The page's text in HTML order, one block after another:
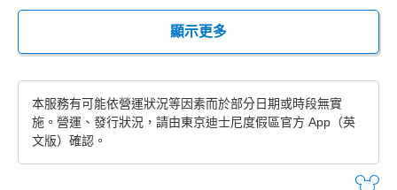
顯示更多
本服務有可能依營運狀況等因素而於部分日期或時段無實
施。營運、發行狀況，請由東京迪士尼度假區官方 App（英
文版）確認。